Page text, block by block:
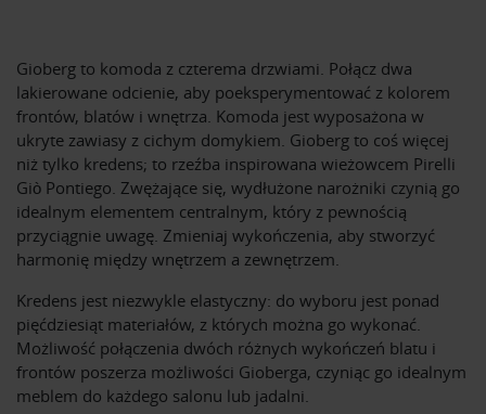
Gioberg to komoda z czterema drzwiami. Połącz dwa
lakierowane odcienie, aby poeksperymentować z kolorem
frontów, blatów i wnętrza. Komoda jest wyposażona w
ukryte zawiasy z cichym domykiem. Gioberg to coś więcej
niż tylko kredens; to rzeźba inspirowana wieżowcem Pirelli
Giò Pontiego. Zwężające się, wydłużone narożniki czynią go
idealnym elementem centralnym, który z pewnością
przyciągnie uwagę. Zmieniaj wykończenia, aby stworzyć
harmonię między wnętrzem a zewnętrzem.
Kredens jest niezwykle elastyczny: do wyboru jest ponad
pięćdziesiąt materiałów, z których można go wykonać.
Możliwość połączenia dwóch różnych wykończeń blatu i
frontów poszerza możliwości Gioberga, czyniąc go idealnym
meblem do każdego salonu lub jadalni.